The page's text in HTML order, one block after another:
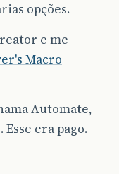
opções.
e me
Macro
Automate,
era pago.